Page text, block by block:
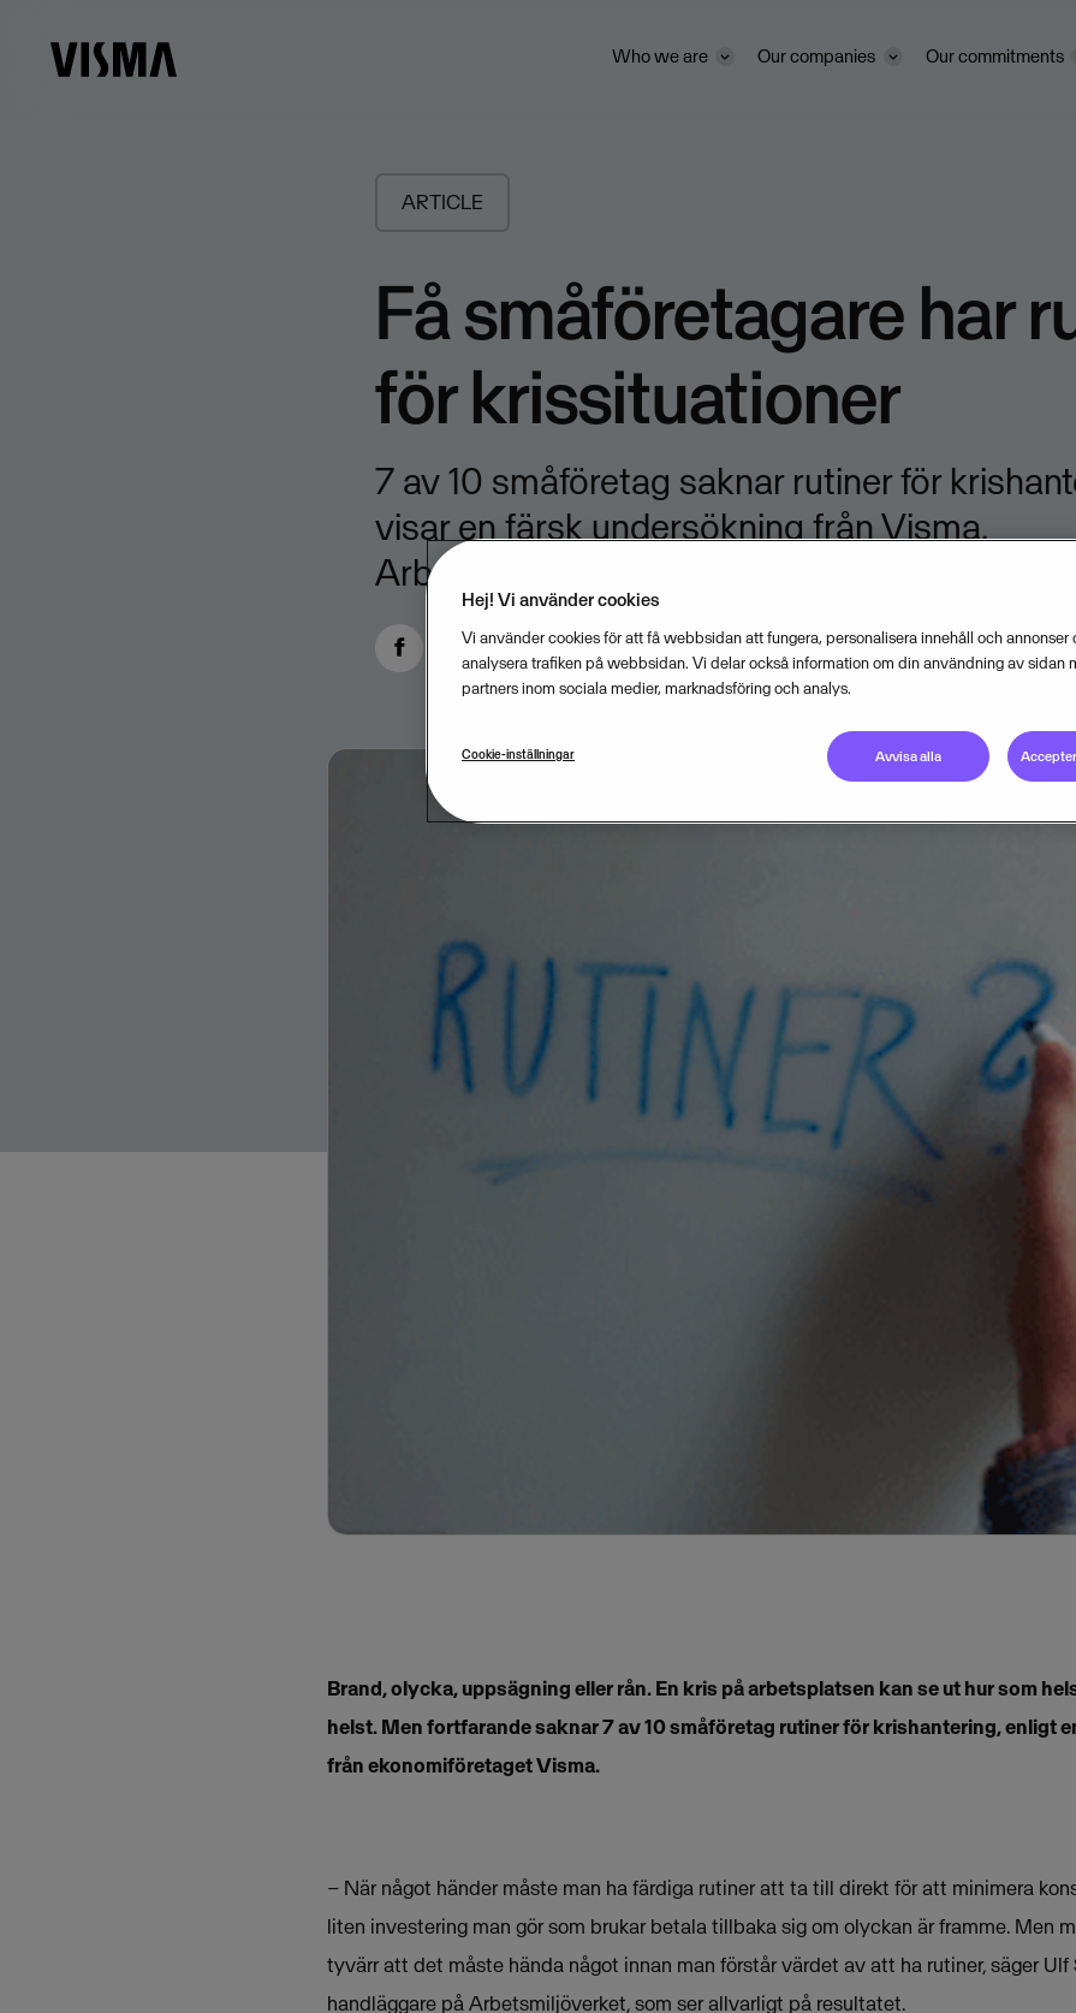
Who we are Our companies Our commitments
ARTICLE
Få småföretagare har
för krissituationer
7 av 10 småföretag saknar rutiner för
visar en färsk undersökning från Visma.
Arbetsmiljöverket ser allvarligt på resultatet.
FEBRUARY 17, 20143MIN READ
Brand, olycka, uppsägning eller rån. En kris på arbetsplatsen kan se ut hur som
helst. Men fortfarande saknar 7 av 10 småföretag rutiner för krishantering, enligt
från ekonomiföretaget Visma.
– När något händer måste man ha färdiga rutiner att ta till direkt för att minimera
liten investering man gör som brukar betala tillbaka sig om olyckan är framme. Men
tyvärr att det måste hända något innan man förstår värdet av att ha rutiner, säger Ulf
handläggare på Arbetsmiljöverket, som ser allvarligt på resultatet.
Hej! Vi använder cookies
Vi använder cookies för att få webbsidan att fungera, personalisera innehåll och annonser
analysera trafiken på webbsidan. Vi delar också information om din användning av sidan
partners inom sociala medier, marknadsföring och analys.
Cookie-inställningar Avvisa alla